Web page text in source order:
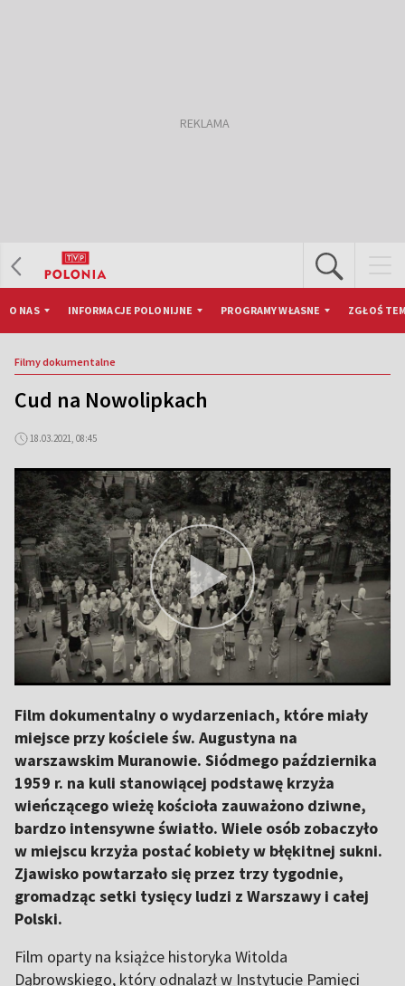
O NAS INFORMACJE POLONIJNE PROGRAMY WŁASNE ZGŁOŚ
Filmy dokumentalne
Cud na Nowolipkach
18.03.2021, 08:45
Film dokumentalny o wydarzeniach, które miały
miejsce przy kościele św. Augustyna na
warszawskim Muranowie. Siódmego października
1959 r. na kuli stanowiącej podstawę krzyża
wieńczącego wieżę kościoła zauważono dziwne,
bardzo intensywne światło. Wiele osób zobaczyło
w miejscu krzyża postać kobiety w błękitnej sukni.
Zjawisko powtarzało się przez trzy tygodnie,
gromadząc setki tysięcy ludzi z Warszawy i całej
Polski.
Film oparty na książce historyka Witolda
Dąbrowskiego, który odnalazł w Instytucie Pamięci